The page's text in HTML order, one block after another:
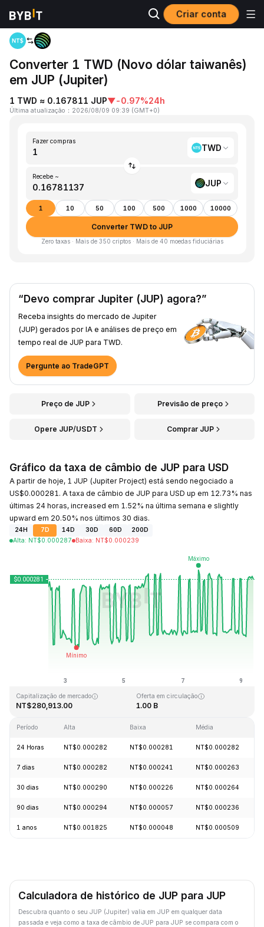
Criar conta
Página inicial
Converter 1 TWD (Novo dólar taiwanês)
em JUP (Jupiter)
1 TWD ≈ 0.167811 JUP▼-0.97%24h
Última atualização ： 2026/08/09 09:39 (GMT+0)
Fazer compras
TWD
Recebe ~
JUP
1 10 50 100 500 1000 10000
Converter TWD to JUP
Zero taxas · Mais de 350 criptos · Mais de 40 moedas fiduciárias
“Devo comprar Jupiter (JUP) agora?”
Receba insights do mercado de Jupiter
(JUP) gerados por IA e análises de preço em
tempo real de JUP para TWD.
Pergunte ao TradeGPT
Preço de JUP Previsão de preço
Opere JUP/USDT Comprar JUP
Gráfico da taxa de câmbio de JUP para USD
A partir de hoje, 1 JUP (Jupiter Project) está sendo negociado a
US$0.000281. A taxa de câmbio de JUP para USD up em 12.73% nas
últimas 24 horas, increased em 1.52% na última semana e slightly
upward em 20.50% nos últimos 30 dias.
24H 7D 14D 30D 60D
200D
Alta: NT$0.000287 Baixa: NT$0.000239
Última atualização: 2026-08-09, 09:39 GMT+0
NT$0.128999 NT$0.000004
Capitalização de mercado
NT$280,913.00
Oferta em circulação
1.00 B
Período Alta Baixa Média
24 Horas NT$0.000282 NT$0.000281 NT$0.000282
7 dias NT$0.000282 NT$0.000241 NT$0.000263
30 dias NT$0.000290 NT$0.000226 NT$0.000264
90 dias NT$0.000294 NT$0.000057 NT$0.000236
1 anos NT$0.001825 NT$0.000048 NT$0.000509
Calculadora de histórico de JUP para JUP
Descubra quanto o seu JUP (Jupiter) valia em JUP em qualquer data
passada e veja como a taxa de câmbio de JUP para JUP se compara com o